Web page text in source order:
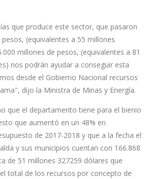
que produce este sector, que pasaron
(equivalentes a 55 millones
millones de pesos, (equivalentes a 81
nos podrán ayudar a conseguir esta
desde el Gobierno Nacional recursos
dijo la Ministra de Minas y Energía.
que el departamento tiene para el bienio
que aumentó en un 48% en
de 2017-2018 y que a la fecha el
y sus municipios cuentan con 166.868
de 51 millones 327259 dólares que
total de los recursos por concepto de